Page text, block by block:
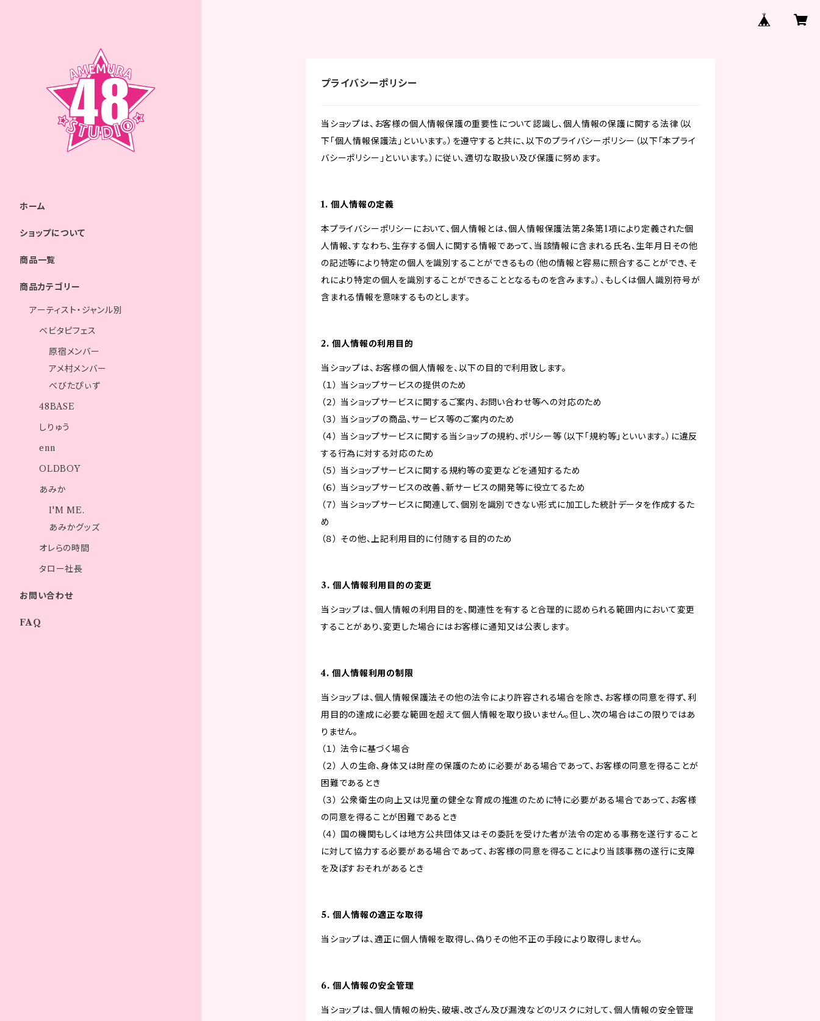
プライバシーポリシー
当ショップは、お客様の個人情報保護の重要性について認識し、個人情報の保護に関する法律（以
下「個人情報保護法」といいます。）を遵守すると共に、以下のプライバシーポリシー（以下「本プライ
バシーポリシー」といいます。）に従い、適切な取扱い及び保護に努めます。
1. 個人情報の定義
本プライバシーポリシーにおいて、個人情報とは、個人情報保護法第2条第1項により定義された個
人情報、すなわち、生存する個人に関する情報であって、当該情報に含まれる氏名、生年月日その他
の記述等により特定の個人を識別することができるもの（他の情報と容易に照合することができ、そ
れにより特定の個人を識別することができることとなるものを含みます。）、もしくは個人識別符号が
含まれる情報を意味するものとします。
2. 個人情報の利用目的
当ショップは、お客様の個人情報を、以下の目的で利用致します。
（１） 当ショップサービスの提供のため
（２） 当ショップサービスに関するご案内、お問い合わせ等への対応のため
（３） 当ショップの商品、サービス等のご案内のため
（４） 当ショップサービスに関する当ショップの規約、ポリシー等（以下「規約等」といいます。）に違反
する行為に対する対応のため
（５） 当ショップサービスに関する規約等の変更などを通知するため
（６） 当ショップサービスの改善、新サービスの開発等に役立てるため
（７） 当ショップサービスに関連して、個別を識別できない形式に加工した統計データを作成するた
め
（８） その他、上記利用目的に付随する目的のため
3. 個人情報利用目的の変更
当ショップは、個人情報の利用目的を、関連性を有すると合理的に認められる範囲内において変更
することがあり、変更した場合にはお客様に通知又は公表します。
4. 個人情報利用の制限
当ショップは、個人情報保護法その他の法令により許容される場合を除き、お客様の同意を得ず、利
用目的の達成に必要な範囲を超えて個人情報を取り扱いません。但し、次の場合はこの限りではあ
りません。
（１） 法令に基づく場合
（２） 人の生命、身体又は財産の保護のために必要がある場合であって、お客様の同意を得ることが
困難であるとき
（３） 公衆衛生の向上又は児童の健全な育成の推進のために特に必要がある場合であって、お客様
の同意を得ることが困難であるとき
（４） 国の機関もしくは地方公共団体又はその委託を受けた者が法令の定める事務を遂行すること
に対して協力する必要がある場合であって、お客様の同意を得ることにより当該事務の遂行に支障
を及ぼすおそれがあるとき
5. 個人情報の適正な取得
当ショップは、適正に個人情報を取得し、偽りその他不正の手段により取得しません。
6. 個人情報の安全管理
当ショップは、個人情報の紛失、破壊、改ざん及び漏洩などのリスクに対して、個人情報の安全管理
ホーム
ショップについて
商品一覧
商品カテゴリー
アーティスト・ジャンル別
ベビタピフェス
原宿メンバー
アメ村メンバー
べびたぴぃず
48BASE
しりゅう
enn
OLDBOY
あみか
I'M ME.
あみかグッズ
オレらの時間
タロー社長
お問い合わせ
FAQ